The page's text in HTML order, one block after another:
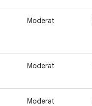
Moderat
Moderat
Moderat